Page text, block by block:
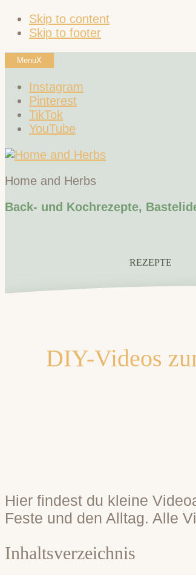
Skip to content
Skip to footer
MenuX
Instagram
Pinterest
TikTok
YouTube
Home and Herbs
Back- und Kochrezepte,
REZEPTE
DIY-Videos
Hier findest du kleine
Feste und den Alltag. Alle
Inhaltsverzeichnis